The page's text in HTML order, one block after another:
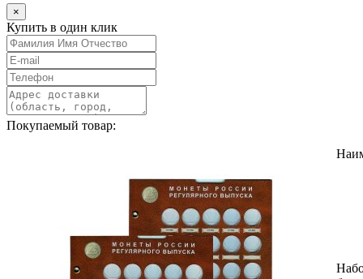
×
Купить в один клик
Покупаемый товар: